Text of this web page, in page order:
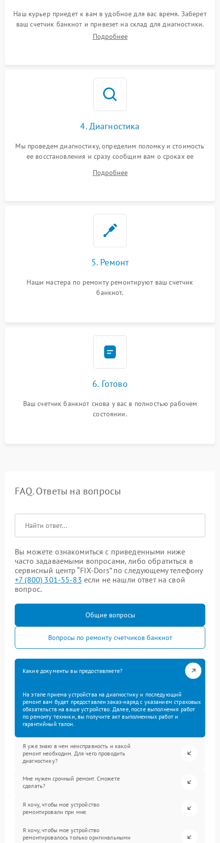
Наш курьер приедет к вам в удобное для вас время. Заберет
ваш счетчик банкнот и привезет на склад для диагностики.
Подробнее
4. Диагностика
Мы проведем диагностику, определим поломку и стоимость
ее восстановления и сразу сообщим вам о сроках ее
Подробнее
5. Ремонт
Наши мастера по ремонту ремонтируют ваш счетчик
банкнот.
6. Готово
Ваш счетчик банкнот снова у вас в полностью рабочем
состоянии.
FAQ. Ответы на вопросы
Вы можете ознакомиться с приведенными ниже
часто задаваемыми вопросами, либо обратиться в
сервисный центр “FIX-Dors” по следующему телефону
+7 (800) 301-55-83 если не нашли ответ на свой
вопрос.
Общие вопросы
Вопросы по ремонту счетчиков банкнот
Какие документы вы предоставляете?
На этапе приема устройства на диагностику и последующий
ремонт вам будет предоставлен заказ-наряд с указанием страховых
обязательств на ваше устройство. Далее, после выполнения работ
по ремонту техники, вы получите акт выполненных работ и
гарантийный талон.
Я уже знаю в чем неисправность и какой
ремонт необходим. Для чего проводить
диагностику?
Мне нужен срочный ремонт. Сможете
сделать?
Я хочу, чтобы мое устройство
ремонтировали при мне.
Я хочу, чтобы мое устройство
ремонтировалось только оригинальными